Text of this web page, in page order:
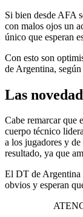
Si bien desde AFA
con malos ojos un
único que esperan
Con esto son
de Argentina,
Las
Cabe remarcar que
cuerpo técnico
a los jugadores y
resultado, ya que
El DT de Argentina
obvios y esperan